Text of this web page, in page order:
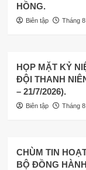
HỒNG.
Biên tập Tháng
HỌP MẶT KỶ
ĐỘI THANH
– 21/7/2026).
Biên tập Tháng
CHÙM TIN
BỘ ĐỒNG